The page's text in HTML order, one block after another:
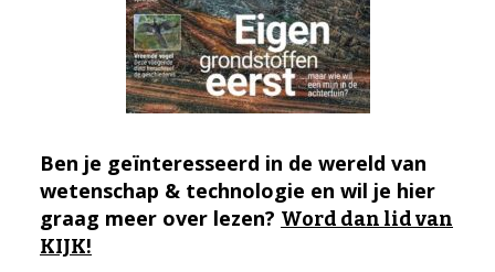
Ben je geïnteresseerd in de wereld van
wetenschap & technologie en wil je hier
graag meer over lezen? Word dan lid van
KIJK!